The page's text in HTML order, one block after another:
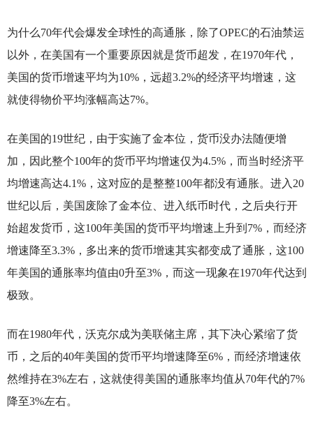
为什么70年代会爆发全球性的高通胀，除了OPEC的石油禁运
以外，在美国有一个重要原因就是货币超发，在1970年代，
美国的货币增速平均为10%，远超3.2%的经济平均增速，这
就使得物价平均涨幅高达7%。
在美国的19世纪，由于实施了金本位，货币没办法随便增
加，因此整个100年的货币平均增速仅为4.5%，而当时经济平
均增速高达4.1%，这对应的是整整100年都没有通胀。进入20
世纪以后，美国废除了金本位、进入纸币时代，之后央行开
始超发货币，这100年美国的货币平均增速上升到7%，而经济
增速降至3.3%，多出来的货币增速其实都变成了通胀，这100
年美国的通胀率均值由0升至3%，而这一现象在1970年代达到
极致。
而在1980年代，沃克尔成为美联储主席，其下决心紧缩了货
币，之后的40年美国的货币平均增速降至6%，而经济增速依
然维持在3%左右，这就使得美国的通胀率均值从70年代的7%
降至3%左右。